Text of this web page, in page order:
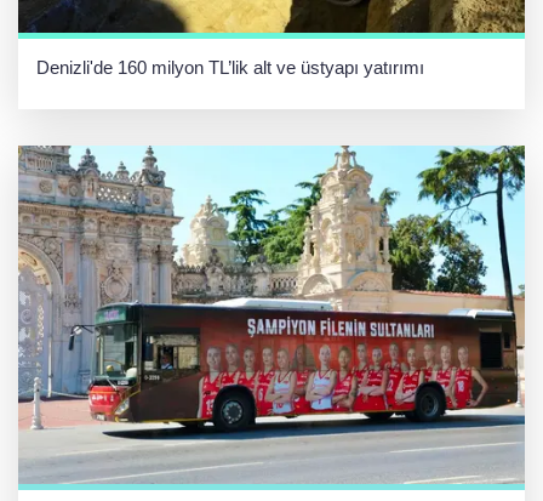
Denizli'de 160 milyon TL’lik alt ve üstyapı yatırımı